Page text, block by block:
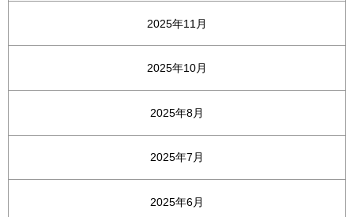
2025年11月
2025年10月
2025年8月
2025年7月
2025年6月